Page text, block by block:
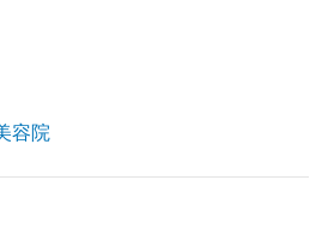
容院